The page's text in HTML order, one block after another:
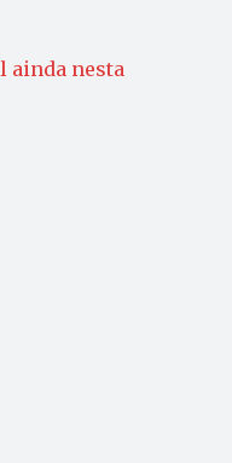
ainda nesta